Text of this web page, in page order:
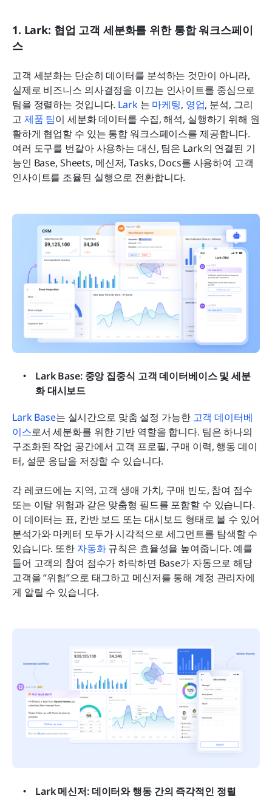
1. Lark: 협업 고객 세분화를 위한 통합 워크스페이
스
고객 세분화는 단순히 데이터를 분석하는 것만이 아니라,
실제로 비즈니스 의사결정을 이끄는 인사이트를 중심으로
팀을 정렬하는 것입니다. Lark 는 마케팅, 영업, 분석, 그리
고 제품 팀이 세분화 데이터를 수집, 해석, 실행하기 위해 원
활하게 협업할 수 있는 통합 워크스페이스를 제공합니다.
여러 도구를 번갈아 사용하는 대신, 팀은 Lark의 연결된 기
능인 Base, Sheets, 메신저, Tasks, Docs를 사용하여 고객
인사이트를 조율된 실행으로 전환합니다.
Lark Base: 중앙 집중식 고객 데이터베이스 및 세분
화 대시보드
Lark Base는 실시간으로 맞춤 설정 가능한 고객 데이터베
이스로서 세분화를 위한 기반 역할을 합니다. 팀은 하나의
구조화된 작업 공간에서 고객 프로필, 구매 이력, 행동 데이
터, 설문 응답을 저장할 수 있습니다.
각 레코드에는 지역, 고객 생애 가치, 구매 빈도, 참여 점수
또는 이탈 위험과 같은 맞춤형 필드를 포함할 수 있습니다.
이 데이터는 표, 칸반 보드 또는 대시보드 형태로 볼 수 있어
분석가와 마케터 모두가 시각적으로 세그먼트를 탐색할 수
있습니다. 또한 자동화 규칙은 효율성을 높여줍니다. 예를
들어 고객의 참여 점수가 하락하면 Base가 자동으로 해당
고객을 “위험”으로 태그하고 메신저를 통해 계정 관리자에
게 알릴 수 있습니다.
Lark 메신저: 데이터와 행동 간의 즉각적인 정렬